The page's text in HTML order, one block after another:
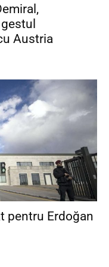
Austria
pentru Erdoğan